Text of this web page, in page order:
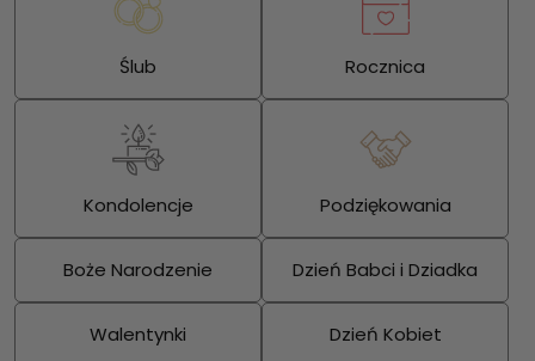
Ślub Rocznica
Kondolencje Podziękowania
Boże Narodzenie Dzień Babci i Dziadka
Walentynki Dzień Kobiet